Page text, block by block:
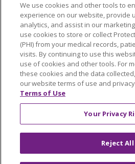
Language Assistance: English
POLSKI
Português do Brasil
Tiếng Việt
Français 한국어
Kabuverdianu
We use cookies and other tools to
experience on our website, provide
analytics, and assist in our
use cookies to store or collect
(PHI) from your medical records,
visits. By continuing to use this
use of cookies and other tools. For
these cookies and the data
our website terms of use and
Terms of Use
Your Privacy
Reject All